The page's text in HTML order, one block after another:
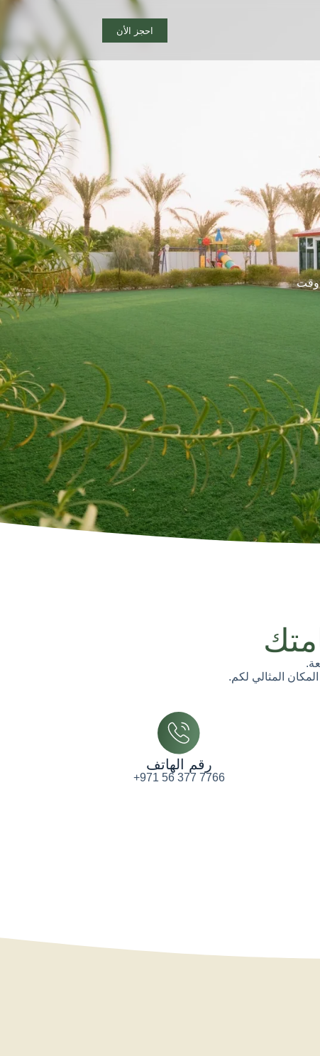
احجز الأن
وقت
المثالي لكم.
رقم الهاتف
+971 56 377 7766